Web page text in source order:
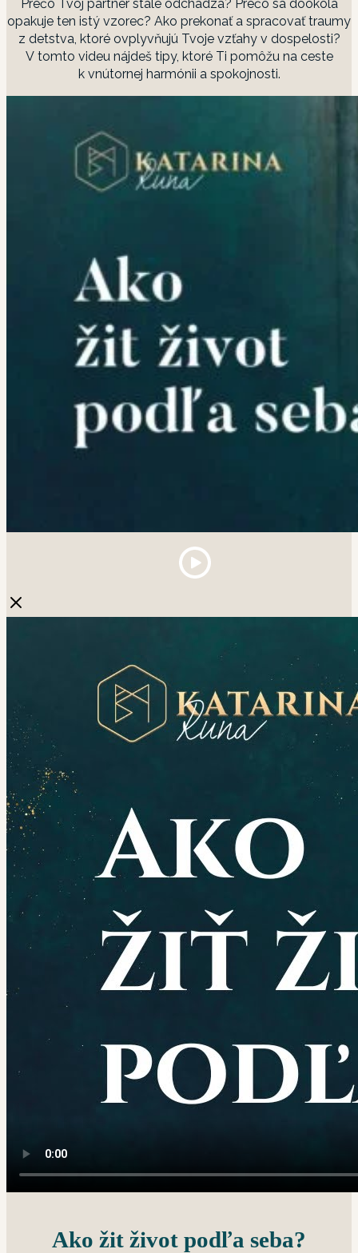
Prečo Tvoj partner stále odchádza? Prečo sa dookola
opakuje ten istý vzorec? Ako prekonať a spracovať traumy
z detstva, ktoré ovplyvňujú Tvoje vzťahy v dospelosti?
V tomto videu nájdeš tipy, ktoré Ti pomôžu na ceste
k vnútornej harmónii a spokojnosti.
Ako žit život podľa seba?